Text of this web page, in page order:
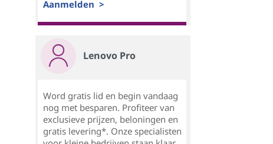
Aanmelden >
Lenovo Pro
Word gratis lid en begin vandaag
nog met besparen. Profiteer van
exclusieve prijzen, beloningen en
gratis levering*. Onze specialisten